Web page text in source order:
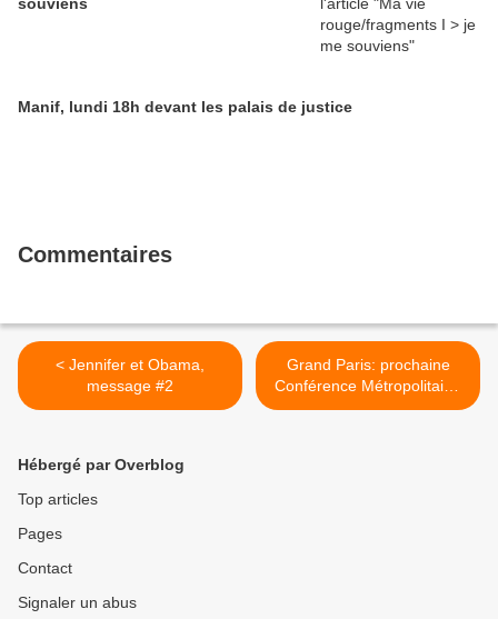
Manif, lundi 18h devant les palais de justice
Commentaires
< Jennifer et Obama,
message #2
Grand Paris: prochaine
Conférence Métropolitaine
le 5 Novembre >
Hébergé par Overblog
Top articles
Pages
Contact
Signaler un abus